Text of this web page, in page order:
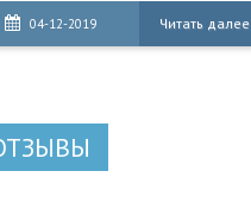
распространенный, как
Kaspersky, но тоже
04-12-2019 Читать далее